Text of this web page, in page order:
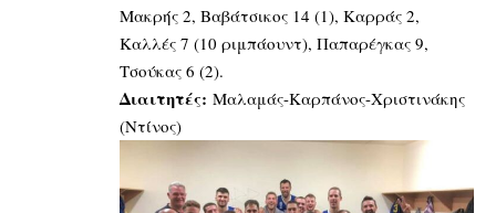
Μακρής 2, Βαβάτσικος 14 (1), Καρράς 2,
Καλλές 7 (10 ριμπάουντ), Παπαρέγκας 9,
Τσούκας 6 (2).
Διαιτητές: Μαλαμάς-Καρπάνος-Χριστινάκης
(Ντίνος)